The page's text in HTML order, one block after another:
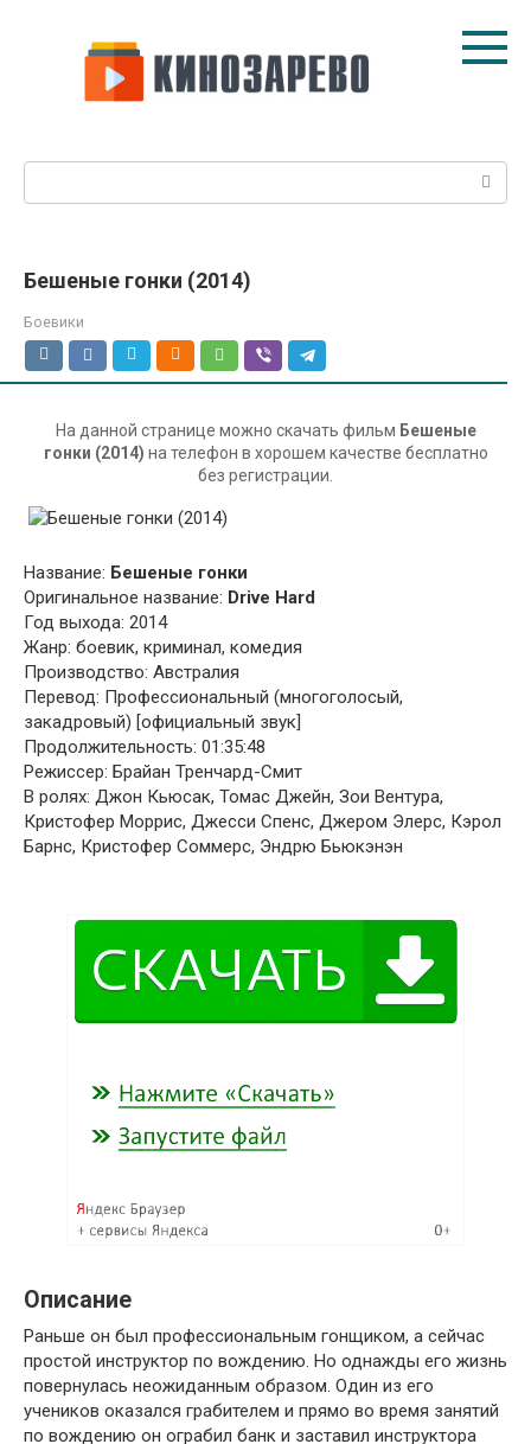
Бешеные гонки (2014)
Боевики
На данной странице можно скачать фильм Бешеные
гонки (2014) на телефон в хорошем качестве бесплатно
без регистрации.
Название: Бешеные гонки
Оригинальное название: Drive Hard
Год выхода: 2014
Жанр: боевик, криминал, комедия
Производство: Австралия
Перевод: Профессиональный (многоголосый,
закадровый) [официальный звук]
Продолжительность: 01:35:48
Режиссер: Брайан Тренчард-Смит
В ролях: Джон Кьюсак, Томас Джейн, Зои Вентура,
Кристофер Моррис, Джесси Спенс, Джером Элерс, Кэрол
Барнс, Кристофер Соммерс, Эндрю Бьюкэнэн
Описание
Раньше он был профессиональным гонщиком, а сейчас
простой инструктор по вождению. Но однажды его жизнь
повернулась неожиданным образом. Один из его
учеников оказался грабителем и прямо во время занятий
по вождению он ограбил банк и заставил инструктора